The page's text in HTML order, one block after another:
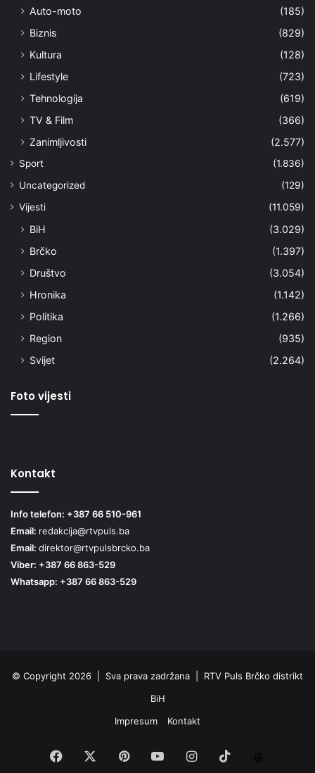
Auto-moto
(185)
Biznis
(829)
Kultura
(128)
Lifestyle
(723)
Tehnologija
(619)
TV & Film
(366)
Zanimljivosti
(2.577)
Sport
(1.836)
Uncategorized
(129)
Vijesti
(11.059)
BiH
(3.029)
Brčko
(1.397)
Društvo
(3.054)
Hronika
(1.142)
Politika
(1.266)
Region
(935)
Svijet
(2.264)
Foto vijesti
Kontakt
Info telefon: +387 66 510-961
Email: redakcija@rtvpuls.ba
Email: direktor@rtvpulsbrcko.ba
Viber: +387 66 863-529
Whatsapp: +387 66 863-529
© Copyright 2026 | Sva prava zadržana | RTV Puls Brčko distrikt
BiH
Impresum
Kontakt
Facebook PinterestYouTubeInstagram
TikTok